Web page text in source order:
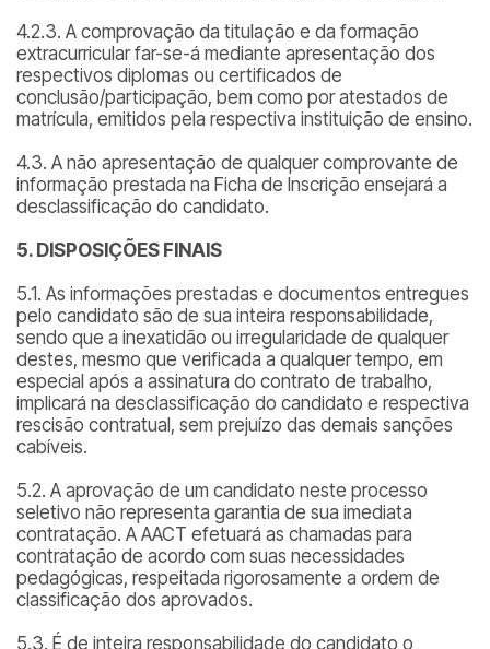
4.2.3. A comprovação da titulação e da formação
extracurricular far-se-á mediante apresentação dos
respectivos diplomas ou certificados de
conclusão/participação, bem como por atestados de
matrícula, emitidos pela respectiva instituição de ensino.
4.3. A não apresentação de qualquer comprovante de
informação prestada na Ficha de Inscrição ensejará a
desclassificação do candidato.
5. DISPOSIÇÕES FINAIS
5.1. As informações prestadas e documentos entregues
pelo candidato são de sua inteira responsabilidade,
sendo que a inexatidão ou irregularidade de qualquer
destes, mesmo que verificada a qualquer tempo, em
especial após a assinatura do contrato de trabalho,
implicará na desclassificação do candidato e respectiva
rescisão contratual, sem prejuízo das demais sanções
cabíveis.
5.2. A aprovação de um candidato neste processo
seletivo não representa garantia de sua imediata
contratação. A AACT efetuará as chamadas para
contratação de acordo com suas necessidades
pedagógicas, respeitada rigorosamente a ordem de
classificação dos aprovados.
5.3. É de inteira responsabilidade do candidato o